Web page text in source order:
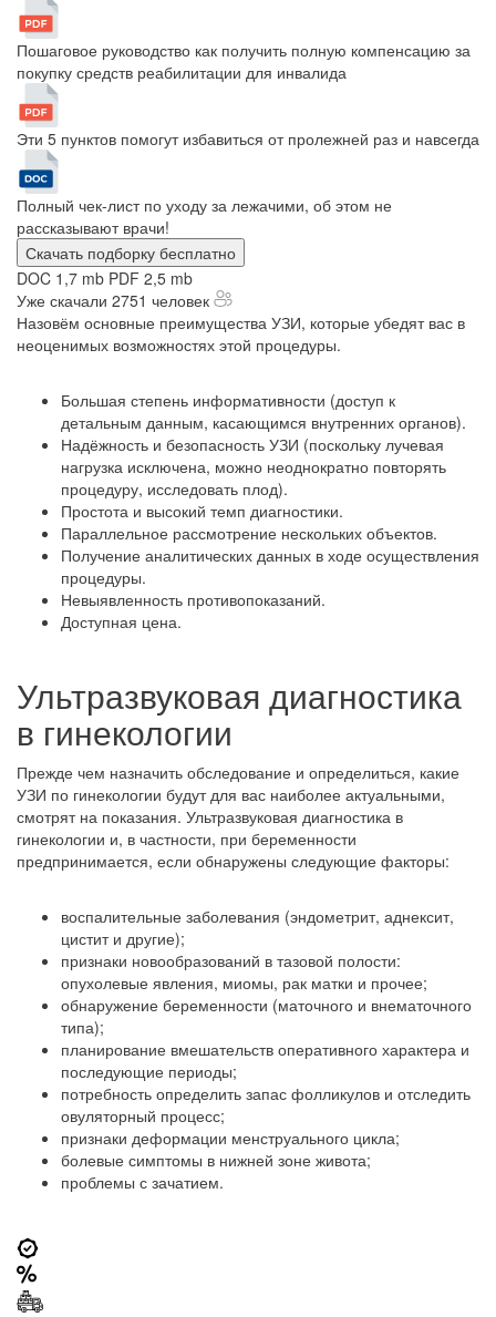
Пошаговое руководство как получить полную компенсацию за
покупку средств реабилитации для инвалида
Эти 5 пунктов помогут избавиться от пролежней раз и навсегда
Полный чек-лист по уходу за лежачими, об этом не
рассказывают врачи!
Скачать подборку бесплатно
DOC 1,7 mb PDF 2,5 mb
Уже скачали 2751 человек
Назовём основные преимущества УЗИ, которые убедят вас в
неоценимых возможностях этой процедуры.
Большая степень информативности (доступ к
детальным данным, касающимся внутренних органов).
Надёжность и безопасность УЗИ (поскольку лучевая
нагрузка исключена, можно неоднократно повторять
процедуру, исследовать плод).
Простота и высокий темп диагностики.
Параллельное рассмотрение нескольких объектов.
Получение аналитических данных в ходе осуществления
процедуры.
Невыявленность противопоказаний.
Доступная цена.
Ультразвуковая диагностика
в гинекологии
Прежде чем назначить обследование и определиться, какие
УЗИ по гинекологии будут для вас наиболее актуальными,
смотрят на показания. Ультразвуковая диагностика в
гинекологии и, в частности, при беременности
предпринимается, если обнаружены следующие факторы:
воспалительные заболевания (эндометрит, аднексит,
цистит и другие);
признаки новообразований в тазовой полости:
опухолевые явления, миомы, рак матки и прочее;
обнаружение беременности (маточного и внематочного
типа);
планирование вмешательств оперативного характера и
последующие периоды;
потребность определить запас фолликулов и отследить
овуляторный процесс;
признаки деформации менструального цикла;
болевые симптомы в нижней зоне живота;
проблемы с зачатием.